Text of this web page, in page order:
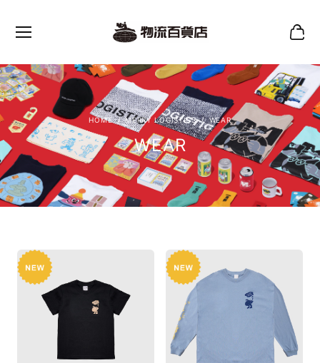
MERRY LOGISTICS WEAR
WEAR